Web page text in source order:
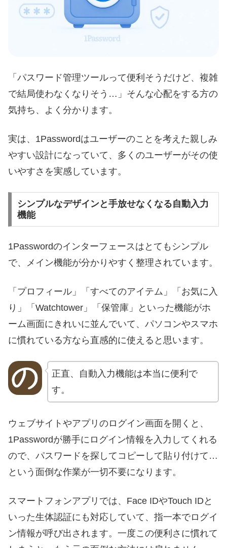
「パスワード管理ツールって便利そうだけど、複雑
で結局使わなくなりそう…」そんな心配をする方の
気持ち、よく分かります。
実は、1Passwordはユーザーのことを考えた親しみ
やすい設計になっていて、多くのユーザーがその使
いやすさを実感しています。
シンプルなデザインと手放せなくなる自動入力
機能
1Passwordのインターフェースはとてもシンプル
で、メイン機能が分かりやすく整理されています。
「プロフィール」「すべてのアイテム」「お気に入
り」「Watchtower」「保管庫」といった機能がホ
ーム画面にきれいに並んでいて、パソコンやスマホ
に慣れている方なら直感的に使えると思います。
正直、自動入力機能は本当に便利で
す。
ウェブサイトやアプリのログイン画面を開くと、
1Passwordが勝手にログイン情報を入力してくれる
ので、パスワードを探してコピーして貼り付けて…
という面倒な作業が一切不要になります。
スマートフォンアプリでは、Face IDやTouch IDと
いった生体認証にも対応していて、指一本でログイ
ン情報が呼び出されます。一度この便利さに慣れて